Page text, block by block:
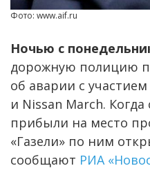
Фото: www.aif.ru
Ночью с
дорожную полицию
об аварии с
и Nissan March.
прибыли на место
«Газели» по ним
сообщают РИА